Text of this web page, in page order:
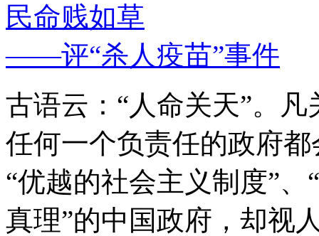
民命贱如草
——评“杀人疫苗”事件
古语云：“人命关天”。
任何一个负责任的政府
“优越的社会主义制度”
真理”的中国政府，却视